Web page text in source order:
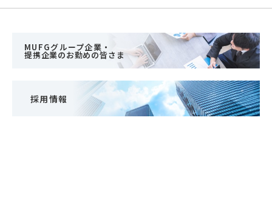
MUFGグループ企業・
提携企業のお勤めの皆さま
採用情報